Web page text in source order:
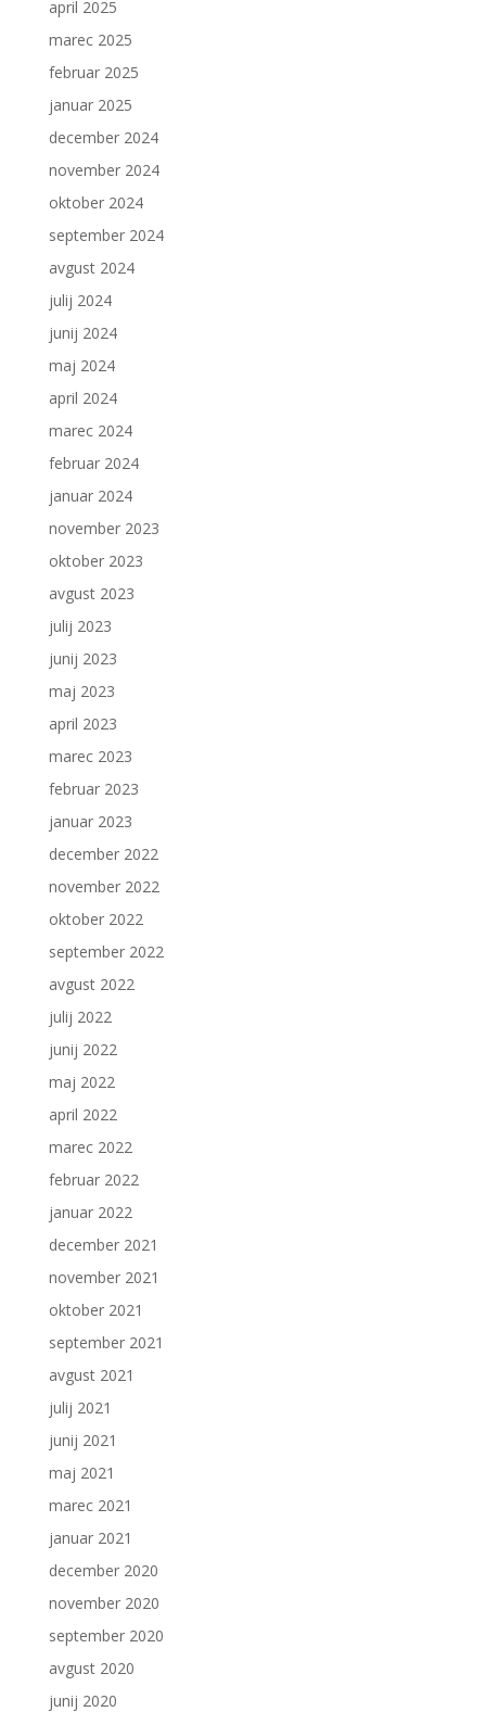
april 2025
marec 2025
februar 2025
januar 2025
december 2024
november 2024
oktober 2024
september 2024
avgust 2024
julij 2024
junij 2024
maj 2024
april 2024
marec 2024
februar 2024
januar 2024
november 2023
oktober 2023
avgust 2023
julij 2023
junij 2023
maj 2023
april 2023
marec 2023
februar 2023
januar 2023
december 2022
november 2022
oktober 2022
september 2022
avgust 2022
julij 2022
junij 2022
maj 2022
april 2022
marec 2022
februar 2022
januar 2022
december 2021
november 2021
oktober 2021
september 2021
avgust 2021
julij 2021
junij 2021
maj 2021
marec 2021
januar 2021
december 2020
november 2020
september 2020
avgust 2020
junij 2020